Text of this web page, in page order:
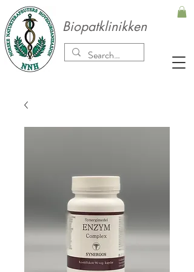
Biopatklinikken